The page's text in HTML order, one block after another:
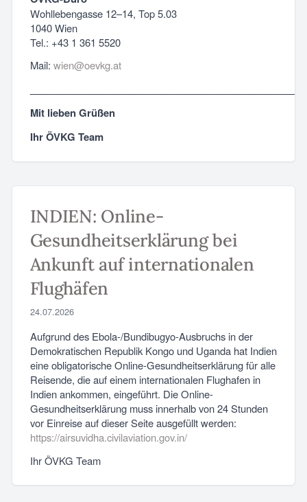
Wohllebengasse 12–14, Top 5.03
1040 Wien
Tel.: +43 1 361 5520
Mail: wien@oevkg.at
Mit lieben Grüßen
Ihr ÖVKG Team
INDIEN: Online-
Gesundheitserklärung bei
Ankunft auf internationalen
Flughäfen
24.07.2026
Aufgrund des Ebola-/Bundibugyo-Ausbruchs in der
Demokratischen Republik Kongo und Uganda hat Indien
eine obligatorische Online-Gesundheitserklärung für alle
Reisende, die auf einem internationalen Flughafen in
Indien ankommen, eingeführt. Die Online-
Gesundheitserklärung muss innerhalb von 24 Stunden
vor Einreise auf dieser Seite ausgefüllt werden:
https://airsuvidha.civilaviation.gov.in/
Ihr ÖVKG Team